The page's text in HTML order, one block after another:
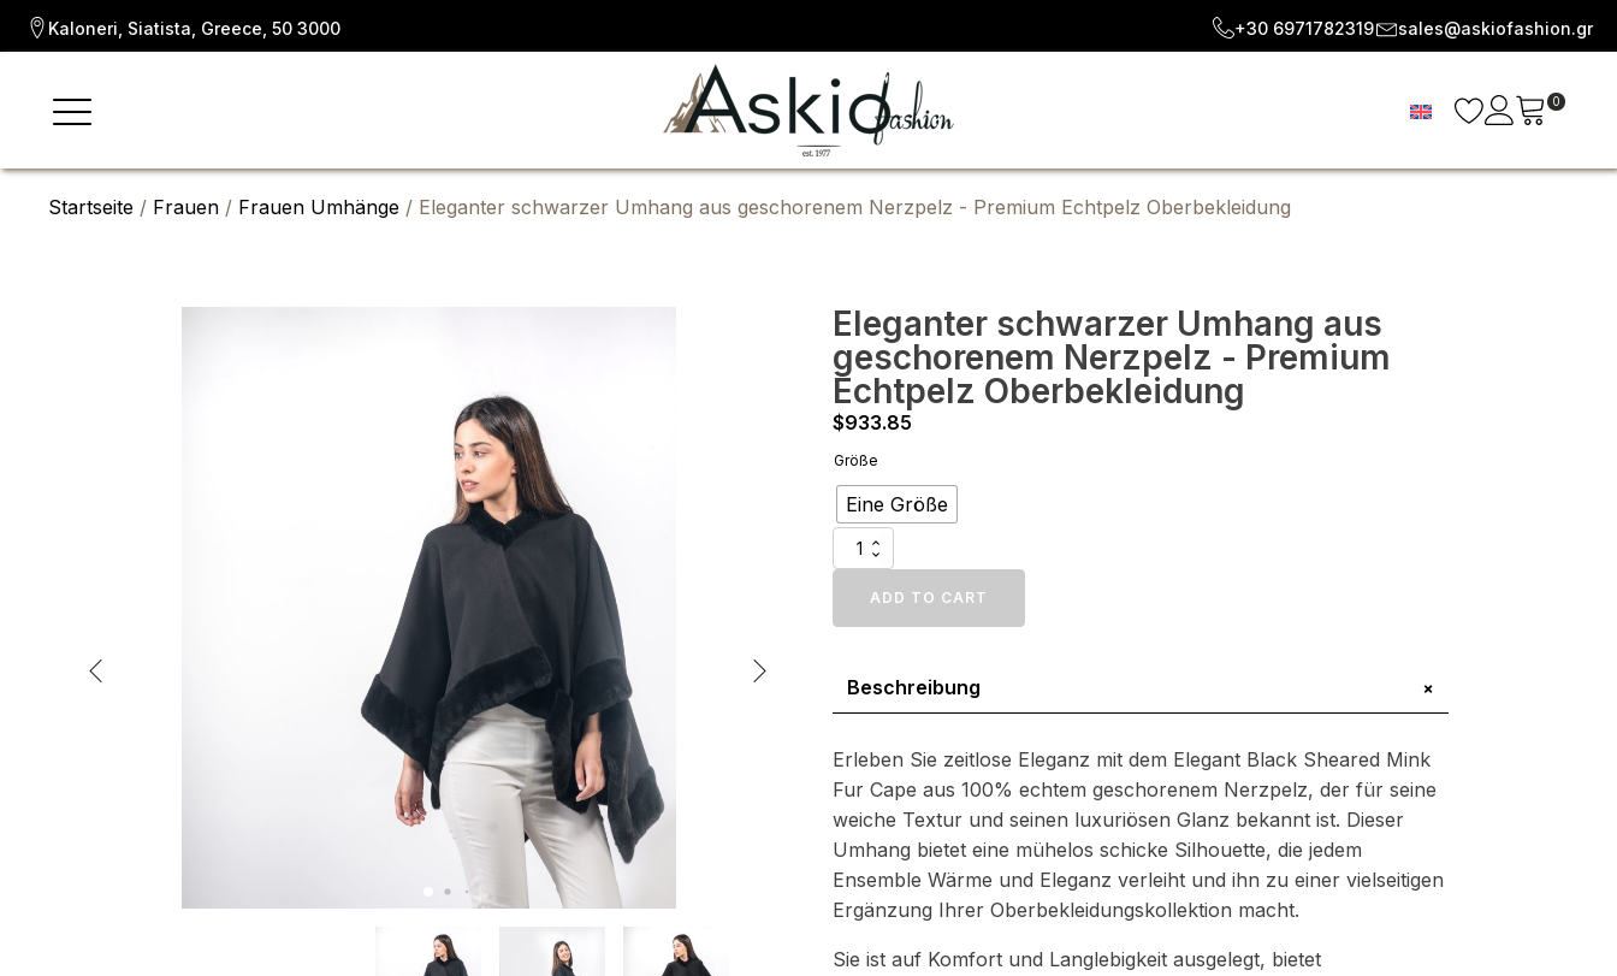
Kaloneri, Siatista, Greece, 50 3000 +30 6971782319 sales@askiofashion.gr
0
Startseite / Frauen / Frauen Umhänge / Eleganter schwarzer Umhang aus geschorenem Nerzpelz - Premium Echtpelz Oberbekleidung
Eleganter schwarzer Umhang aus
geschorenem Nerzpelz - Premium
Echtpelz Oberbekleidung
$933.85
Größe
Eine Größe
Eleganter
schwarzer
Umhang
Premium
Oberbekleidung
ADD TO CART
Beschreibung +
Erleben Sie zeitlose Eleganz mit dem Elegant Black Sheared Mink
Fur Cape aus 100% echtem geschorenem Nerzpelz, der für seine
weiche Textur und seinen luxuriösen Glanz bekannt ist. Dieser
Umhang bietet eine mühelos schicke Silhouette, die jedem
Ensemble Wärme und Eleganz verleiht und ihn zu einer vielseitigen
Ergänzung Ihrer Oberbekleidungskollektion macht.
Sie ist auf Komfort und Langlebigkeit ausgelegt, bietet